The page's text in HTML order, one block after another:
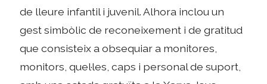
de lleure infantil i juvenil. Alhora inclou un
gest simbòlic de reconeixement i de gratitud
que consisteix a obsequiar a monitores,
monitors, quel·les, caps i personal de suport,